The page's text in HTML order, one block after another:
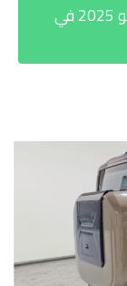
تصفح أقوى عروض سيارات جيتور تي تو 2025 في